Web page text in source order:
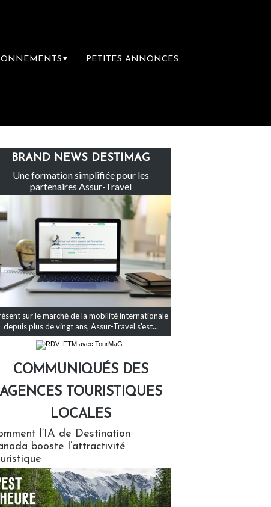
▼ PETITES ANNONCES
Le groupe Sainte-Claire rachète Eden
BRAND NEWS DESTIMAG
Une formation simplifiée pour les
partenaires Assur-Travel
sur le marché de la mobilité internationale
depuis plus de vingt ans, Assur-Travel s'est...
COMMUNIQUÉS DES
AGENCES TOURISTIQUES
LOCALES
l’IA de Destination
booste l’attractivité